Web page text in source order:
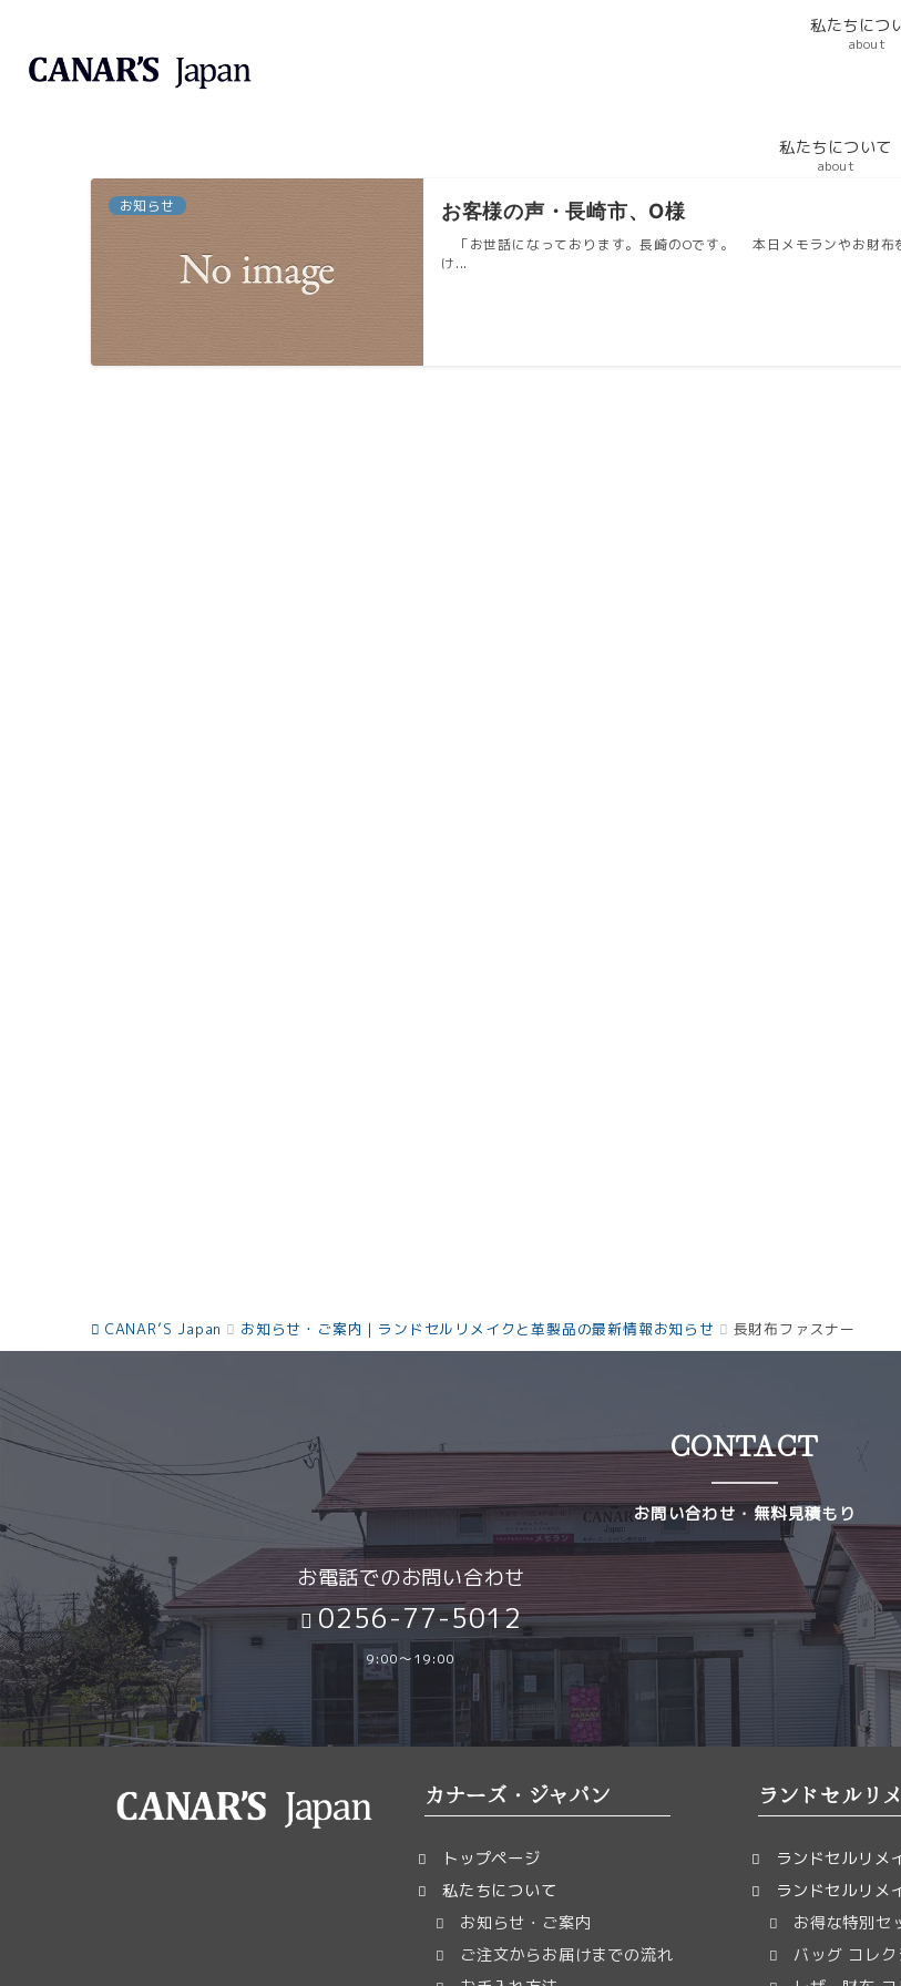
私たちについて
about
私たちにつ
about
お知らせ お客様の声・長崎市、O様
「お世話になっております。長崎のOです。 本日メモランやお財布
け...
CANAR’S Japan お知らせ・ご案内｜ランドセルリメイクと革製品の最新情報お知らせ 長財布ファスナー
CONTACT
お問い合わせ・無料見積もり
お電話でのお問い合わせ
0256-77-5012
9:00～19:00
カナーズ・ジャパン
トップページ
私たちについて
お知らせ・ご案内
ご注文からお届けまでの流れ
ランドセルリ
ランドセルリメ
ランドセルリメ
お得な特別セ
バッグ コレク